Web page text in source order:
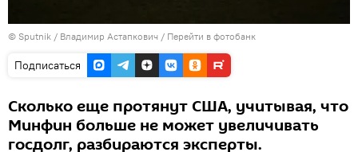
© Sputnik / Владимир Астапкович / Перейти в фотобанк
Подписаться
Сколько еще протянут США, учитывая, что
Минфин больше не может увеличивать
госдолг, разбираются эксперты.